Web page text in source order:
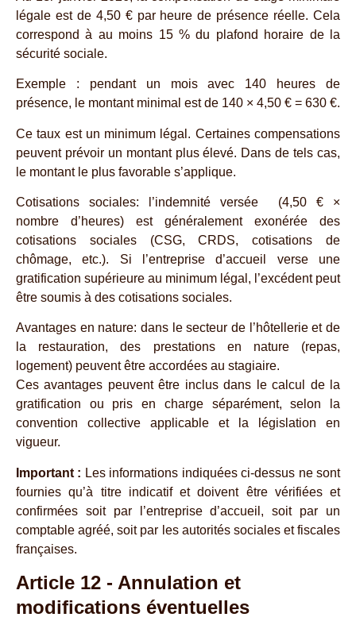
légale est de 4,50 € par heure de présence réelle. Cela
correspond à au moins 15 % du plafond horaire de la
sécurité sociale.
Exemple : pendant un mois avec 140 heures de
présence, le montant minimal est de 140 × 4,50 € = 630 €.
Ce taux est un minimum légal. Certaines compensations
peuvent prévoir un montant plus élevé. Dans de tels cas,
le montant le plus favorable s’applique.
Cotisations sociales: l’indemnité versée (4,50 € ×
nombre d’heures) est généralement exonérée des
cotisations sociales (CSG, CRDS, cotisations de
chômage, etc.). Si l’entreprise d’accueil verse une
gratification supérieure au minimum légal, l’excédent peut
être soumis à des cotisations sociales.
Avantages en nature: dans le secteur de l’hôtellerie et de
la restauration, des prestations en nature (repas,
logement) peuvent être accordées au stagiaire.
Ces avantages peuvent être inclus dans le calcul de la
gratification ou pris en charge séparément, selon la
convention collective applicable et la législation en
vigueur.
Important : Les informations indiquées ci-dessus ne sont
fournies qu’à titre indicatif et doivent être vérifiées et
confirmées soit par l’entreprise d’accueil, soit par un
comptable agréé, soit par les autorités sociales et fiscales
françaises.
Article 12 - Annulation et
modifications éventuelles